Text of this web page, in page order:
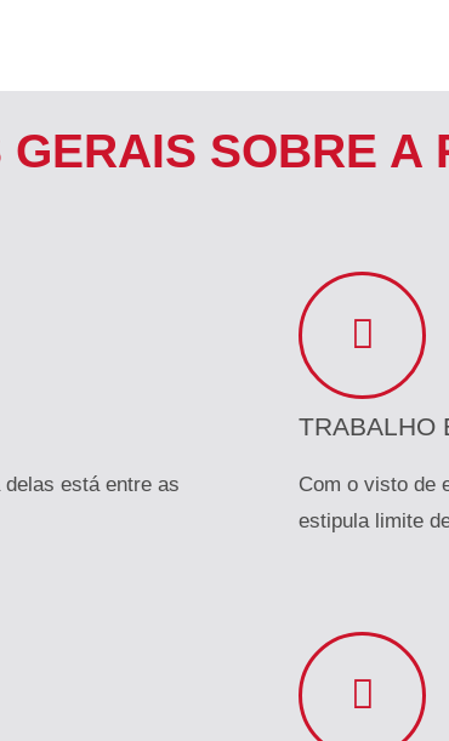
GERAIS SOBRE A
está entre as
TRABALHO
Com o visto de
estipula limite